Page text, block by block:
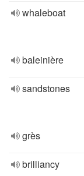
whaleboat
baleinière
sandstones
grès
brilliancy